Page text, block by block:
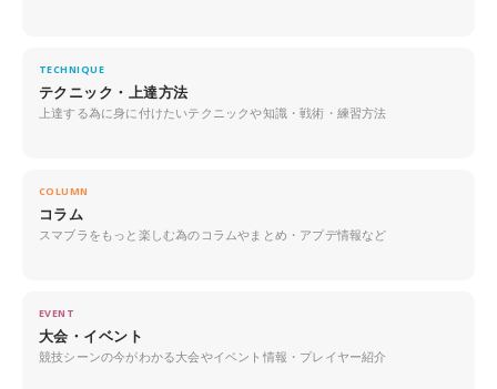
TECHNIQUE
テクニック・上達方法
上達する為に身に付けたいテクニックや知識・戦術・練習方法
COLUMN
コラム
スマブラをもっと楽しむ為のコラムやまとめ・アプデ情報など
EVENT
大会・イベント
競技シーンの今がわかる大会やイベント情報・プレイヤー紹介